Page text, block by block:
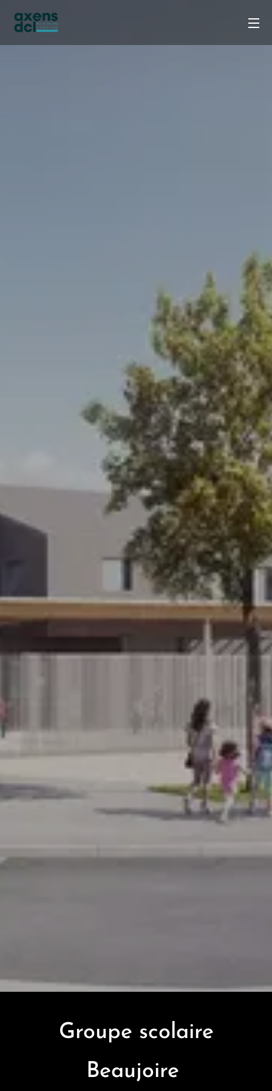
Groupe scolaire
Beaujoire